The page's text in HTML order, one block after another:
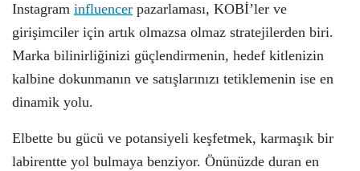
Instagram influencer pazarlaması, KOBİ’ler ve
girişimciler için artık olmazsa olmaz stratejilerden biri.
Marka bilinirliğinizi güçlendirmenin, hedef kitlenizin
kalbine dokunmanın ve satışlarınızı tetiklemenin ise en
dinamik yolu.
Elbette bu gücü ve potansiyeli keşfetmek, karmaşık bir
labirentte yol bulmaya benziyor. Önünüzde duran en